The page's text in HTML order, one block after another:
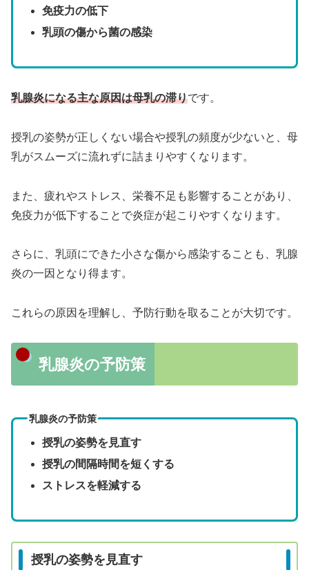
免疫力の低下
乳頭の傷から菌の感染
乳腺炎になる主な原因は母乳の滞りです。
授乳の姿勢が正しくない場合や授乳の頻度が少ないと、母
乳がスムーズに流れずに詰まりやすくなります。
また、疲れやストレス、栄養不足も影響することがあり、
免疫力が低下することで炎症が起こりやすくなります。
さらに、乳頭にできた小さな傷から感染することも、乳腺
炎の一因となり得ます。
これらの原因を理解し、予防行動を取ることが大切です。
乳腺炎の予防策
乳腺炎の予防策
授乳の姿勢を見直す
授乳の間隔時間を短くする
ストレスを軽減する
授乳の姿勢を見直す